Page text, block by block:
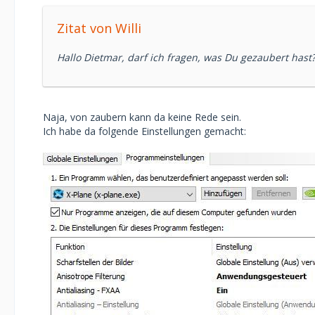
Zitat von Willi
Hallo Dietmar, darf ich fragen, was Du gezaubert hast?
Naja, von zaubern kann da keine Rede sein.
Ich habe da folgende Einstellungen gemacht: